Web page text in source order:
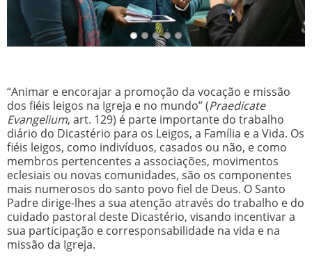
“Animar e encorajar a promoção da vocação e missão
dos fiéis leigos na Igreja e no mundo” (Praedicate
Evangelium, art. 129) é parte importante do trabalho
diário do Dicastério para os Leigos, a Família e a Vida. Os
fiéis leigos, como indivíduos, casados ou não, e como
membros pertencentes a associações, movimentos
eclesiais ou novas comunidades, são os componentes
mais numerosos do santo povo fiel de Deus. O Santo
Padre dirige-lhes a sua atenção através do trabalho e do
cuidado pastoral deste Dicastério, visando incentivar a
sua participação e corresponsabilidade na vida e na
missão da Igreja.